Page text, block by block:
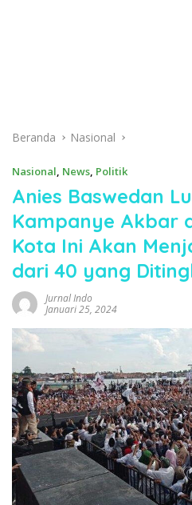
Beranda Nasional
Nasional, News, Politik
Anies Baswedan
Kampanye Akbar
Kota Ini Akan
dari 40 yang
Jurnal Indo
Januari 25, 2024